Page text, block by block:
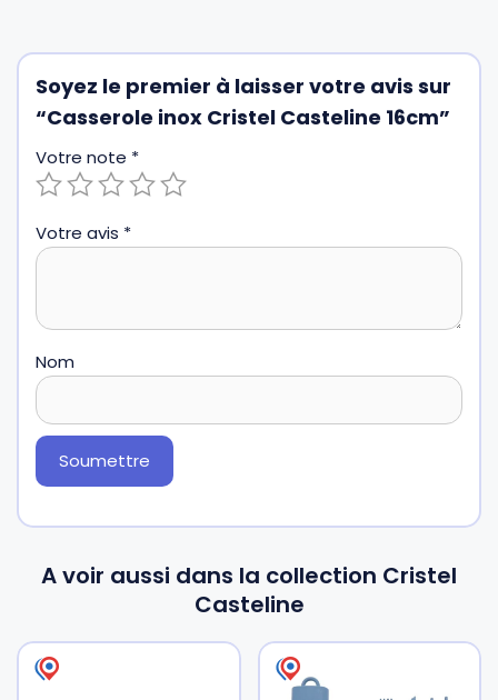
Soyez le premier à laisser votre avis sur
“Casserole inox Cristel Casteline 16cm”
Votre note *
Votre avis *
Nom
A voir aussi dans la collection Cristel
Casteline